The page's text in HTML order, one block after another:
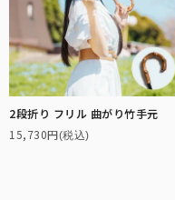
2段折り フリル 曲がり竹手元
15,730円(税込)